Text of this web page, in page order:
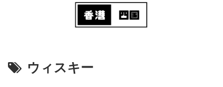
ウィスキー